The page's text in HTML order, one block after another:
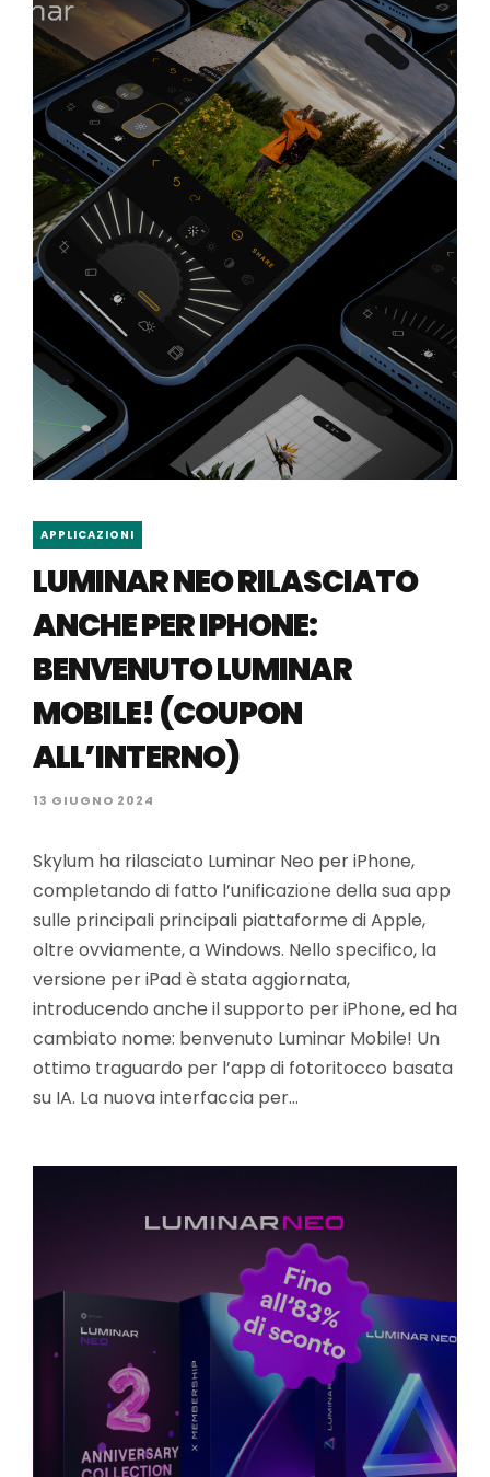
APPLICAZIONI
LUMINAR NEO RILASCIATO
ANCHE PER IPHONE:
BENVENUTO LUMINAR
MOBILE! (COUPON
ALL’INTERNO)
13 GIUGNO 2024
Skylum ha rilasciato Luminar Neo per iPhone,
completando di fatto l’unificazione della sua app
sulle principali principali piattaforme di Apple,
oltre ovviamente, a Windows. Nello specifico, la
versione per iPad è stata aggiornata,
introducendo anche il supporto per iPhone, ed ha
cambiato nome: benvenuto Luminar Mobile! Un
ottimo traguardo per l’app di fotoritocco basata
su IA. La nuova interfaccia per…